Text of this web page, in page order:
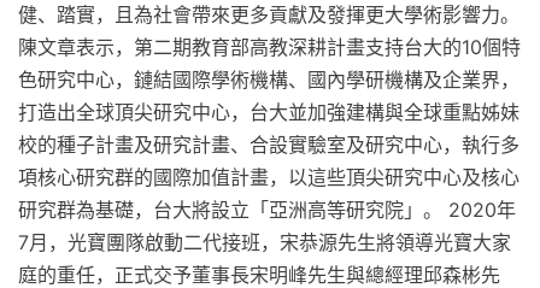
健、踏實，且為社會帶來更多貢獻及發揮更大學術影響力。
陳文章表示，第二期教育部高教深耕計畫支持台大的10個特
色研究中心，鏈結國際學術機構、國內學研機構及企業界，
打造出全球頂尖研究中心，台大並加強建構與全球重點姊妹
校的種子計畫及研究計畫、合設實驗室及研究中心，執行多
項核心研究群的國際加值計畫，以這些頂尖研究中心及核心
研究群為基礎，台大將設立「亞洲高等研究院」。 2020年
7月，光寶團隊啟動二代接班，宋恭源先生將領導光寶大家
庭的重任，正式交予董事長宋明峰先生與總經理邱森彬先